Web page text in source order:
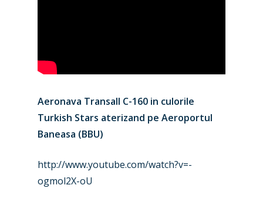
Aeronava Transall C-160 in culorile
Turkish Stars aterizand pe Aeroportul
Baneasa (BBU)
http://www.youtube.com/watch?v=-
ogmol2X-oU